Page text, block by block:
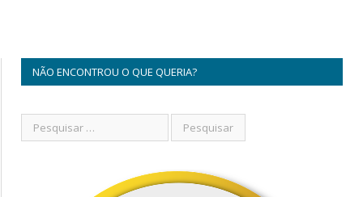
NÃO ENCONTROU O QUE QUERIA?